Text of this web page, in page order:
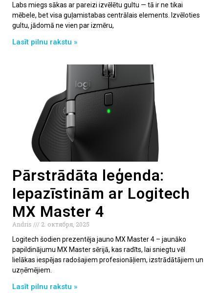
Labs miegs sākas ar pareizi izvēlētu gultu — tā ir ne tikai
mēbele, bet visa guļamistabas centrālais elements. Izvēloties
gultu, jādomā ne vien par izmēru,
Lasīt pilnu rakstu »
Pārstrādāta leģenda:
Iepazīstinām ar Logitech
MX Master 4
Andris
2. октября, 2025
Logitech šodien prezentēja jauno MX Master 4 – jaunāko
papildinājumu MX Master sērijā, kas radīts, lai sniegtu vēl
lielākas iespējas radošajiem profesionāļiem, izstrādātājiem un
uzņēmējiem.
Lasīt pilnu rakstu »